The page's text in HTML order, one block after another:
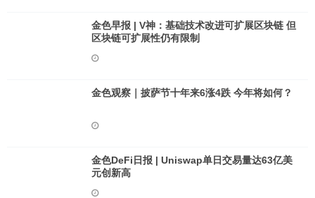
金色早报 | V神：基础技术改进可扩展区块链 但
区块链可扩展性仍有限制
金色观察｜披萨节十年来6涨4跌 今年将如何？
金色DeFi日报 | Uniswap单日交易量达63亿美
元创新高